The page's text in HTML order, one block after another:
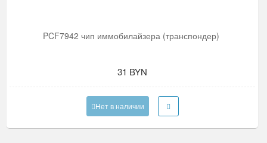
PCF7942 чип иммобилайзера (транспондер)
31 BYN
Нет в наличии